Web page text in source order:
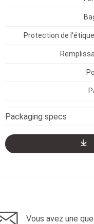
Protection de
Packaging specs
Vous avez une